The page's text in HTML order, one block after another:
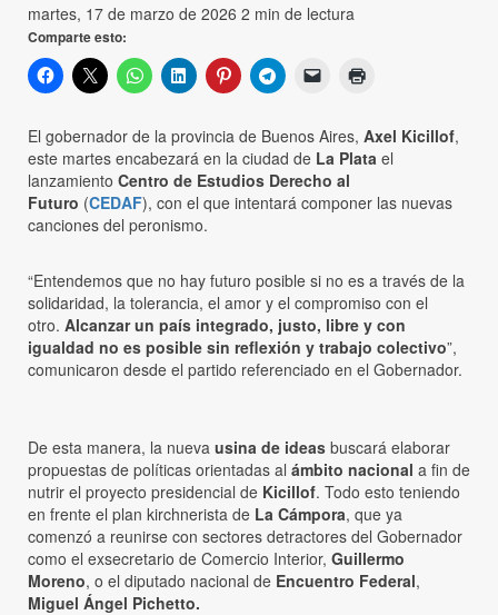
martes, 17 de marzo de 2026 2 min de lectura
Comparte esto:
El gobernador de la provincia de Buenos Aires, Axel Kicillof,
este martes encabezará en la ciudad de La Plata el
lanzamiento Centro de Estudios Derecho al
Futuro (CEDAF), con el que intentará componer las nuevas
canciones del peronismo.
“Entendemos que no hay futuro posible si no es a través de la
solidaridad, la tolerancia, el amor y el compromiso con el
otro. Alcanzar un país integrado, justo, libre y con
igualdad no es posible sin reflexión y trabajo colectivo”,
comunicaron desde el partido referenciado en el Gobernador.
De esta manera, la nueva usina de ideas buscará elaborar
propuestas de políticas orientadas al ámbito nacional a fin de
nutrir el proyecto presidencial de Kicillof. Todo esto teniendo
en frente el plan kirchnerista de La Cámpora, que ya
comenzó a reunirse con sectores detractores del Gobernador
como el exsecretario de Comercio Interior, Guillermo
Moreno, o el diputado nacional de Encuentro Federal,
Miguel Ángel Pichetto.